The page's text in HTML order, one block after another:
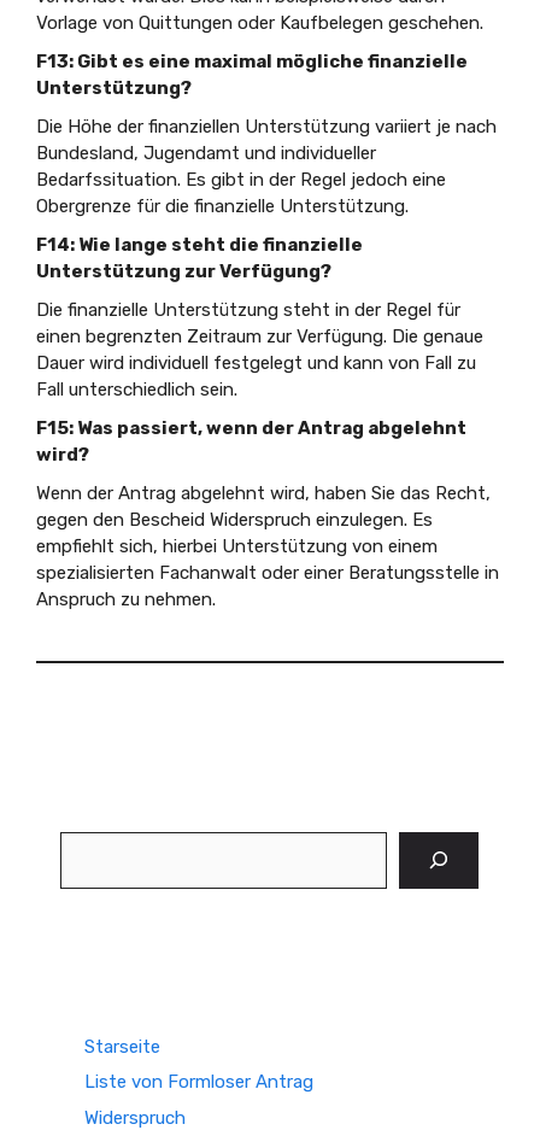
Vorlage von Quittungen oder Kaufbelegen geschehen.
F13: Gibt es eine maximal mögliche finanzielle
Unterstützung?
Die Höhe der finanziellen Unterstützung variiert je nach
Bundesland, Jugendamt und individueller
Bedarfssituation. Es gibt in der Regel jedoch eine
Obergrenze für die finanzielle Unterstützung.
F14: Wie lange steht die finanzielle
Unterstützung zur Verfügung?
Die finanzielle Unterstützung steht in der Regel für
einen begrenzten Zeitraum zur Verfügung. Die genaue
Dauer wird individuell festgelegt und kann von Fall zu
Fall unterschiedlich sein.
F15: Was passiert, wenn der Antrag abgelehnt
wird?
Wenn der Antrag abgelehnt wird, haben Sie das Recht,
gegen den Bescheid Widerspruch einzulegen. Es
empfiehlt sich, hierbei Unterstützung von einem
spezialisierten Fachanwalt oder einer Beratungsstelle in
Anspruch zu nehmen.
Starseite
Liste von Formloser Antrag
Widerspruch